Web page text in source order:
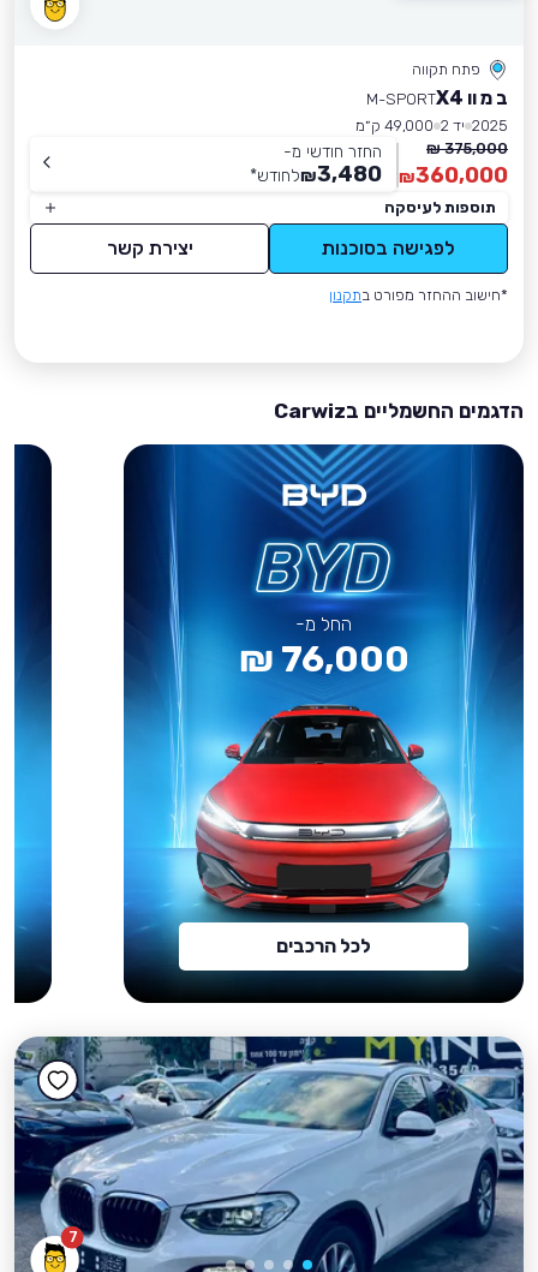
פתח תקווה
ב מ וו X4
M-SPORT
2025 יד 2
49,000 ק״מ
375,000 ₪
360,000
₪
החזר חודשי מ-
3,480
₪לחודש*
תוספות לעיסקה
לפגישה בסוכנות יצירת קשר
*חישוב ההחזר מפורט בתקנון
הדגמים החשמליים בCarwiz
החל מ-
76,000 ₪
לכל הרכבים
7